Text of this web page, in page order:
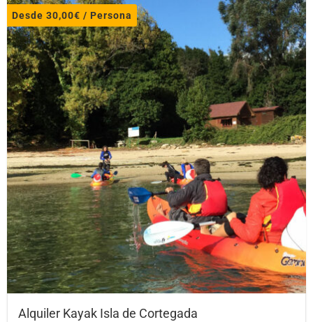
Desde 30,00€ / Persona
Alquiler Kayak Isla de Cortegada